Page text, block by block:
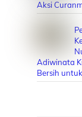
Aksi
Adiwinata
Bersih